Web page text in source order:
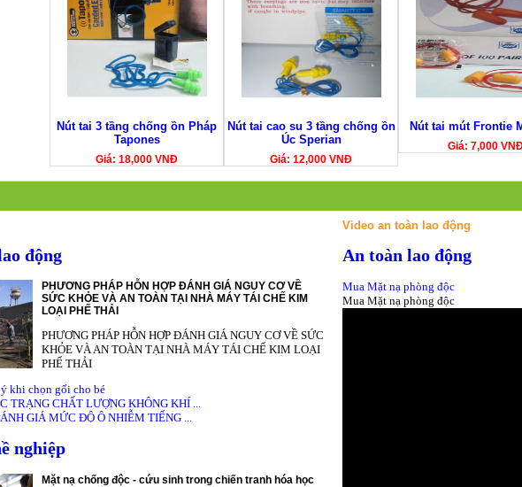
Nút tai 3 tầng chống ồn Pháp
Tapones
Giá: 18,000 VNĐ
Nút tai cao su 3 tầng chống ồn
Úc Sperian
Giá: 12,000 VNĐ
Nút tai mút Frontie
Giá: 7,000
động
PHƯƠNG PHÁP HỖN HỢP ĐÁNH GIÁ NGUY CƠ VỀ
SỨC KHỎE VÀ AN TOÀN TẠI NHÀ MÁY TÁI CHẾ KIM
LOẠI PHẾ THẢI
PHƯƠNG PHÁP HỖN HỢP ĐÁNH GIÁ NGUY CƠ VỀ SỨC
KHỎE VÀ AN TOÀN TẠI NHÀ MÁY TÁI CHẾ KIM LOẠI
PHẾ THẢI
khi chọn gối cho bé
TRẠNG CHẤT LƯỢNG KHÔNG KHÍ ...
GIÁ MỨC ĐỘ Ô NHIỄM TIẾNG ...
nghiệp
Mặt nạ chống độc - cứu sinh trong chiến tranh hóa học
Video an toàn lao động
An toàn lao động
Mua Mặt nạ phòng độc
Mua Mặt nạ phòng độc